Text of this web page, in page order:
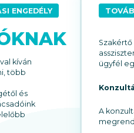
ENGEDÉLY
kíván
több
és
ügyfél
A